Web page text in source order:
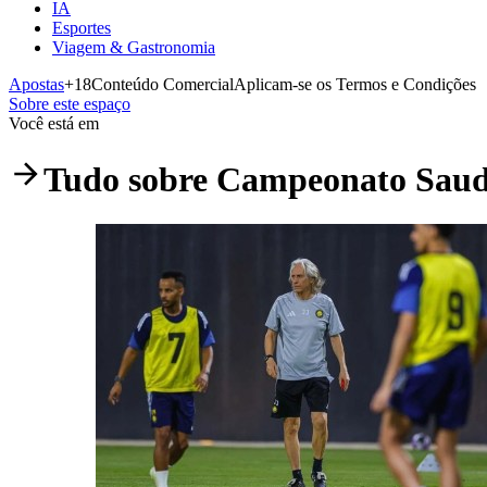
IA
Esportes
Viagem & Gastronomia
Apostas+18Conteúdo ComercialAplicam-se os Termos e Condições
Sobre este espaço
Você está em
Tudo sobre Campeonato